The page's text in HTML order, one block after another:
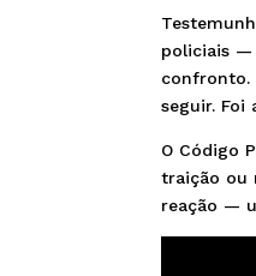
policiais —
confronto.
seguir. Foi
O Código
traição ou
reação —